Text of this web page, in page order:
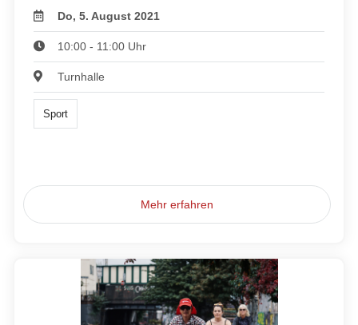
Do, 5. August 2021
10:00 - 11:00 Uhr
Turnhalle
Sport
Mehr erfahren